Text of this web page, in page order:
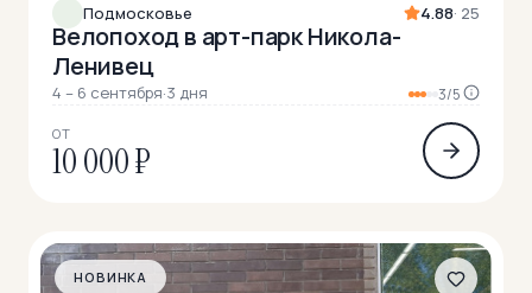
Подмосковье 4.88· 25
Велопоход в арт-парк Никола-
Ленивец
4 – 6 сентября·3 дня 3/5
ОТ
10 000 ₽
НОВИНКА